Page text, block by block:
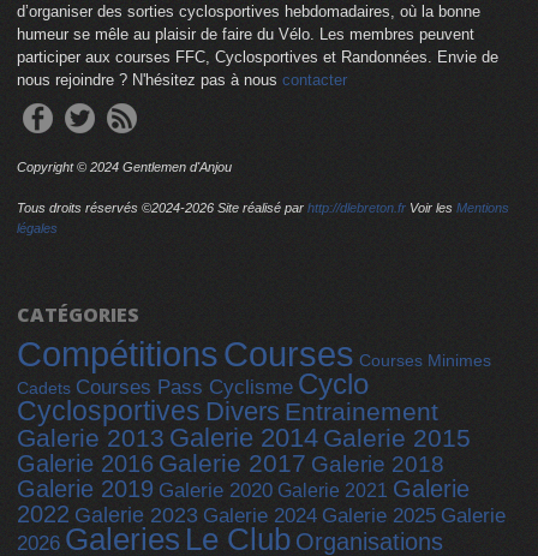
d’organiser des sorties cyclosportives hebdomadaires, où la bonne
humeur se mêle au plaisir de faire du Vélo. Les membres peuvent
participer aux courses FFC, Cyclosportives et Randonnées. Envie de
nous rejoindre ? N'hésitez pas à nous contacter
Copyright © 2024 Gentlemen d'Anjou
Tous droits réservés ©2024-2026 Site réalisé par http://dlebreton.fr Voir les Mentions
légales
CATÉGORIES
CompétitionsCourses Courses Minimes
Cadets Courses Pass Cyclisme Cyclo
Cyclosportives Divers Entrainement
Galerie 2013 Galerie 2014 Galerie 2015
Galerie 2016 Galerie 2017 Galerie 2018
Galerie 2019 Galerie 2020 Galerie 2021 Galerie
2022 Galerie 2023 Galerie 2024 Galerie 2025 Galerie
2026 Galeries Le Club Organisations